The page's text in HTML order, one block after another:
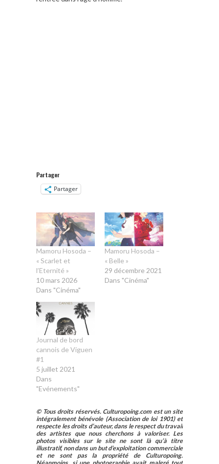
Partager
Partager
Mamoru Hosoda –
« Scarlet et
l’Eternité »
10 mars 2026
Dans "Cinéma"
Mamoru Hosoda –
« Belle »
29 décembre 2021
Dans "Cinéma"
Journal de bord
cannois de Viguen
#1
5 juillet 2021
Dans
"Evénements"
© Tous droits réservés. Culturopoing.com est un site
intégralement bénévole (Association de loi 1901) et
respecte les droits d’auteur, dans le respect du travail
des artistes que nous cherchons à valoriser. Les
photos visibles sur le site ne sont là qu’à titre
illustratif, non dans un but d’exploitation commerciale
et ne sont pas la propriété de Culturopoing.